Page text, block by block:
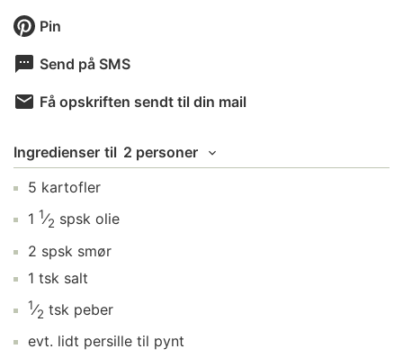
Pin
Send på SMS
Få opskriften sendt til din mail
Ingredienser til 2 personer
5 kartofler
1 1⁄2 spsk olie
2 spsk smør
1 tsk salt
1⁄2 tsk peber
evt. lidt persille til pynt